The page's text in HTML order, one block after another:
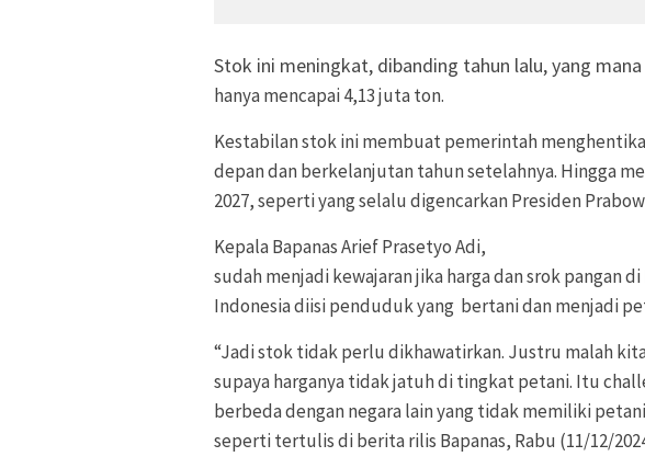
Stok ini meningkat, dibanding tahun lalu, yang mana
hanya mencapai 4,13 juta ton.
Kestabilan stok ini membuat pemerintah
depan dan berkelanjutan tahun setelahnya. Hingga
2027, seperti yang selalu digencarkan Presiden
Kepala Bapanas Arief Prasetyo Adi,
sudah menjadi kewajaran jika harga dan srok pangan
Indonesia diisi penduduk yang bertani dan menjadi
“Jadi stok tidak perlu dikhawatirkan. Justru malah
supaya harganya tidak jatuh di tingkat petani. Itu
berbeda dengan negara lain yang tidak memiliki
seperti tertulis di berita rilis Bapanas, Rabu (11/12/